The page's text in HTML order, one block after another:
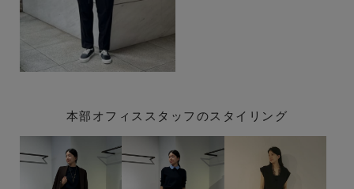
本部オフィススタッフのスタイリング